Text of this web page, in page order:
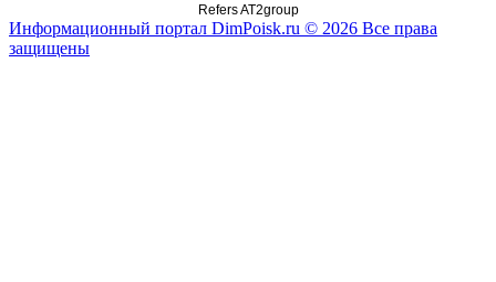
Refers AT2group
Информационный портал DimPoisk.ru © 2026 Все права
защищены